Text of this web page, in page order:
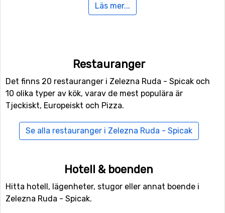
för den absoluta nybörjaren såväl som de erfarne att
hitta något som passar. Skulle du föredra att åka på
Skidåkning för de allra minsta
Det finns flera speciella backar som är utformade för
barn. Inte speciellt långa, ganska flacka och utan
avstickande vägar. Detta gör att ditt barn inte riskerar
att åka vilse, och det går utmärkt att låta dem åka själv i
dessa backar. Det finns även ett ”Penguinland” för de
Äta och bo i Zelezna Ruda
Det finns gott om restauranger i området, 52 stycken
Läs mer...
Restauranger
Det finns 20 restauranger i Zelezna Ruda - Spicak och
10 olika typer av kök, varav de mest populära är
Tjeckiskt, Europeiskt och Pizza.
Se alla restauranger i Zelezna Ruda - Spicak
Hotell & boenden
Hitta hotell, lägenheter, stugor eller annat boende i
Zelezna Ruda - Spicak.